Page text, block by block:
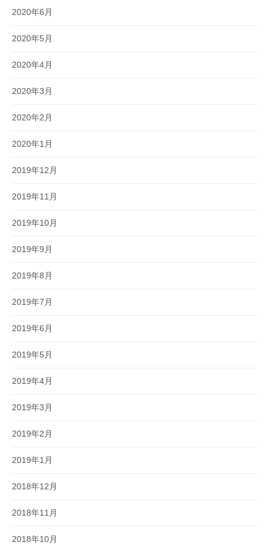
2020年6月
2020年5月
2020年4月
2020年3月
2020年2月
2020年1月
2019年12月
2019年11月
2019年10月
2019年9月
2019年8月
2019年7月
2019年6月
2019年5月
2019年4月
2019年3月
2019年2月
2019年1月
2018年12月
2018年11月
2018年10月